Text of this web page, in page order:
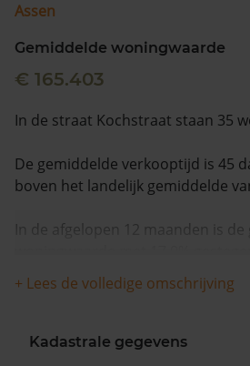
Assen
Gemiddelde woningwaarde
€ 165.403
In de straat Kochstraat staan 35
De gemiddelde verkooptijd is 45
boven het landelijk gemiddelde
In de afgelopen 12 maanden is de
+ Lees de volledige omschrijving
Kadastrale gegevens